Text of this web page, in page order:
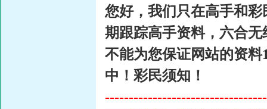
您好，我们只在高手和
期跟踪高手资料，六合
不能为您保证网站的资
中！彩民须知！